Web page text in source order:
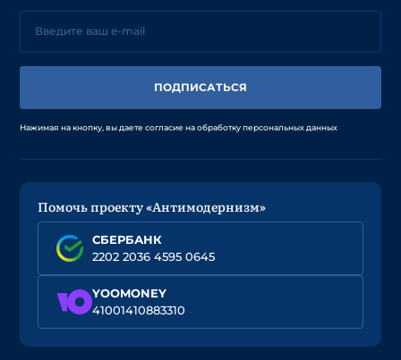
ПОДПИСАТЬСЯ
Нажимая на кнопку, вы даете согласие на обработку персональных данных
Помочь проекту «Антимодернизм»
СБЕРБАНК
2202 2036 4595 0645
YOOMONEY
41001410883310